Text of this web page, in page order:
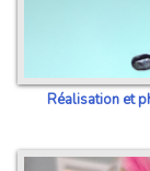
Réalisation et